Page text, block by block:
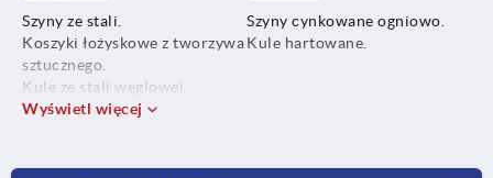
Szyny ze stali.
Koszyki łożyskowe z tworzywa
sztucznego.
Kule ze stali węglowej.
Szyny cynkowane ogniowo.
Kule hartowane.
Wyświetl więcej